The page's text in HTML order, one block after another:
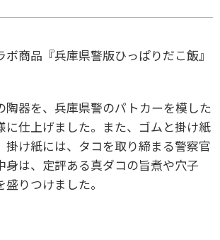
商品『兵庫県警版ひっぱりだこ飯』
陶器を、兵庫県警のパトカーを模した
に仕上げました。また、ゴムと掛け紙
掛け紙には、タコを取り締まる警察官
身は、定評ある真ダコの旨煮や穴子
りつけました。